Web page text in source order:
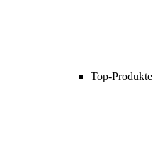
Top-Produkte